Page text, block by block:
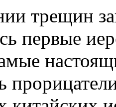
трещин
первые